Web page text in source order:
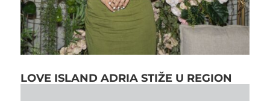
LOVE ISLAND ADRIA STIŽE U REGION